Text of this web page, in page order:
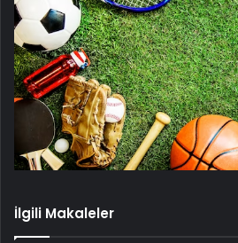
İlgili Makaleler